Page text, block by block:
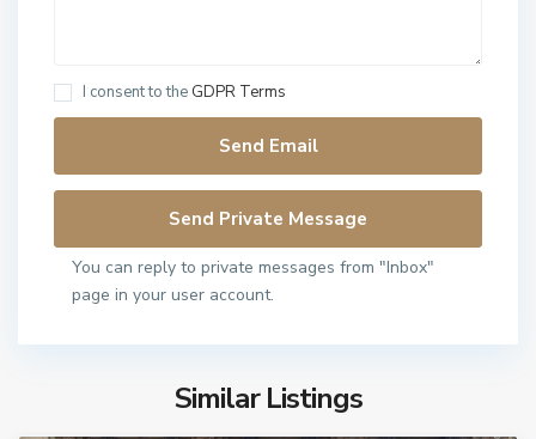
I consent to the GDPR Terms
You can reply to private messages from "Inbox"
page in your user account.
Similar Listings